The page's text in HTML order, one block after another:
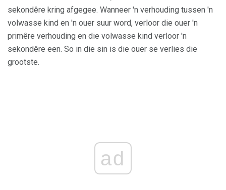
sekondêre kring afgegee. Wanneer 'n verhouding tussen 'n
volwasse kind en 'n ouer suur word, verloor die ouer 'n
primêre verhouding en die volwasse kind verloor 'n
sekondêre een. So in die sin is die ouer se verlies die
grootste.
ad